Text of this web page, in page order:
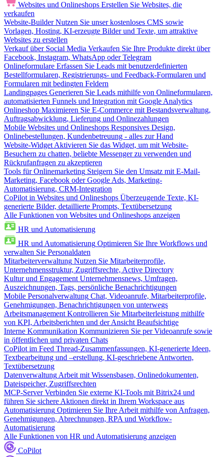
Websites und Onlineshops Erstellen Sie Websites, die
verkaufen
Website-Builder Nutzen Sie unser kostenloses CMS sowie
Vorlagen, Hosting, KI-erzeugte Bilder und Texte, um attraktive
Websites zu erstellen
Verkauf über Social Media Verkaufen Sie Ihre Produkte direkt über
Facebook, Instagram, WhatsApp oder Telegram
Onlineformulare Erfassen Sie Leads mit benutzerdefinierten
Bestellformularen, Registrierungs- und Feedback-Formularen und
Formularen mit bedingten Feldern
Landingpages Generieren Sie Leads mithilfe von Onlineformularen,
automatisierten Funnels und Integration mit Google Analytics
Onlineshop Maximieren Sie E-Commerce mit Bestandsverwaltung,
Auftragsabwicklung, Lieferung und Onlinezahlungen
Mobile Websites und Onlineshops Responsives Design,
Onlinebestellungen, Kundenbetreuung - alles zur Hand
Website-Widget Aktivieren Sie das Widget, um mit Website-
Besuchern zu chatten, beliebte Messenger zu verwenden und
Rückrufanfragen zu akzeptieren
Tools für Onlinemarketing Steigern Sie den Umsatz mit E-Mail-
Marketing, Facebook oder Google Ads, Marketing-
Automatisierung, CRM-Integration
CoPilot in Websites und Onlineshops Überzeugende Texte, KI-
generierte Bilder, detaillierte Prompts, Textübersetzung
Alle Funktionen von Websites und Onlineshops anzeigen
HR und Automatisierung
HR und Automatisierung Optimieren Sie Ihre Workflows und
verwalten Sie Personaldaten
Mitarbeiterverwaltung Nutzen Sie Mitarbeiterprofile,
Unternehmensstruktur, Zugriffsrechte, Active Directory
Kultur und Engagement Unternehmensnews, Umfragen,
Auszeichnungen, Tags, persönliche Benachrichtigungen
Mobile Personalverwaltung Chat, Videoanrufe, Mitarbeiterprofile,
Genehmigungen, Benachrichtigungen von unterwegs
Arbeitsmanagement Kontrollieren Sie Mitarbeiterleistung mithilfe
von KPI, Arbeitsberichten und der Ansicht Beaufsichtige
Interne Kommunikation Kommunizieren Sie per Videoanrufe sowie
in öffentlichen und privaten Chats
CoPilot im Feed Thread-Zusammenfassungen, KI-generierte Ideen,
Textbearbeitung und –erstellung, KI-geschriebene Antworten,
Textübersetzung
Datenverwaltung Arbeit mit Wissensbasen, Onlinedokumenten,
Dateispeicher, Zugriffsrechten
MCP-Server Verbinden Sie externe KI-Tools mit Bitrix24 und
führen Sie sichere Aktionen direkt in Ihrem Workspace aus
Automatisierung Optimieren Sie Ihre Arbeit mithilfe von Anfragen,
Genehmigungen, Abrechnungen, RPA und Workflow-
Automatisierung
Alle Funktionen von HR und Automatisierung anzeigen
CoPilot